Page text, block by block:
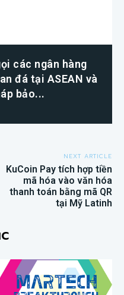
các ngân hàng
đá tại ASEAN và
bảo...
NEXT ARTICLE
KuCoin Pay tích hợp tiền
mã hóa vào văn hóa
thanh toán bằng mã QR
tại Mỹ Latinh